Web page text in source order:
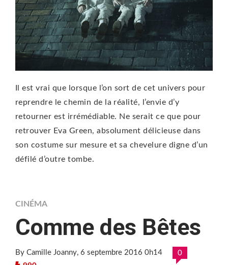
Il est vrai que lorsque l’on sort de cet univers pour
reprendre le chemin de la réalité, l’envie d’y
retourner est irrémédiable. Ne serait ce que pour
retrouver Eva Green, absolument délicieuse dans
son costume sur mesure et sa chevelure digne d’un
défilé d’outre tombe.
CINÉMA
Comme des Bêtes
By Camille Joanny, 6 septembre 2016 0h14
0